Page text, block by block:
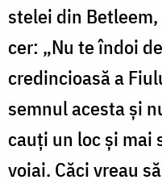
stelei din
cer: „Nu te îndoi
credincioasă a
semnul acesta și
cauți un loc și mai
voiai. Căci vreau